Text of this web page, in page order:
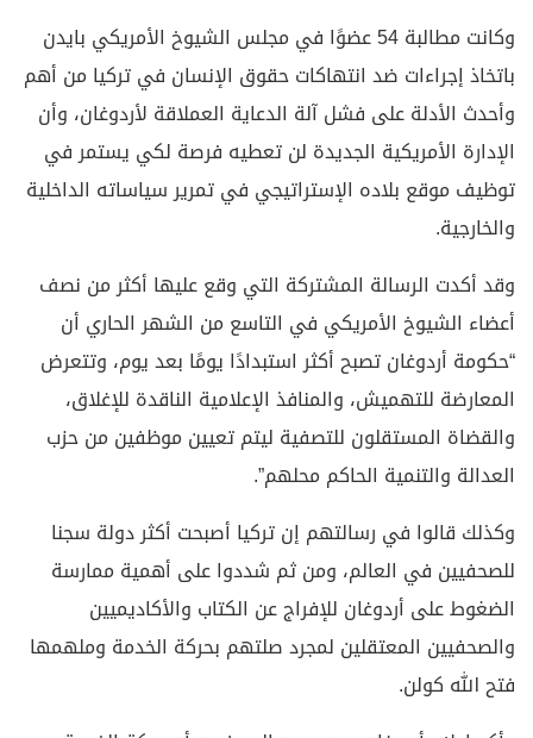
وكانت مطالبة 54 عضوًا في مجلس الشيوخ الأمريكي بايدن
باتخاذ إجراءات ضد انتهاكات حقوق الإنسان في تركيا من أهم
وأحدث الأدلة على فشل آلة الدعاية العملاقة لأردوغان، وأن
الإدارة الأمريكية الجديدة لن تعطيه فرصة لكي يستمر في
توظيف موقع بلاده الإستراتيجي في تمرير سياساته الداخلية
والخارجية.
وقد أكدت الرسالة المشتركة التي وقع عليها أكثر من نصف
أعضاء الشيوخ الأمريكي في التاسع من الشهر الحاري أن
“حكومة أردوغان تصبح أكثر استبدادًا يومًا بعد يوم، وتتعرض
المعارضة للتهميش، والمنافذ الإعلامية الناقدة للإغلاق،
والقضاة المستقلون للتصفية ليتم تعيين موظفين من حزب
العدالة والتنمية الحاكم محلهم”.
وكذلك قالوا في رسالتهم إن تركيا أصبحت أكثر دولة سجنا
للصحفيين في العالم، ومن ثم شددوا على أهمية ممارسة
الضغوط على أردوغان للإفراج عن الكتاب والأكاديميين
والصحفيين المعتقلين لمجرد صلتهم بحركة الخدمة وملهمها
فتح الله كولن.